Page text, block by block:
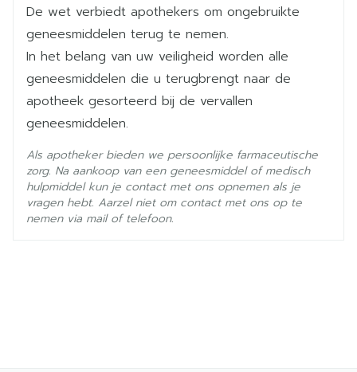
Viatris.
Actieve
Ingrediënten
quetiapine fumaraat
Behoud
Kamertemperatuur (15°C -
25°C)
De wet verbiedt apothekers om ongebruikte
geneesmiddelen terug te nemen.
In het belang van uw veiligheid worden alle
geneesmiddelen die u terugbrengt naar de
apotheek gesorteerd bij de vervallen
geneesmiddelen.
Als apotheker bieden we persoonlijke farmaceutische
zorg. Na aankoop van een geneesmiddel of medisch
hulpmiddel kun je contact met ons opnemen als je
vragen hebt. Aarzel niet om contact met ons op te
nemen via mail of telefoon.